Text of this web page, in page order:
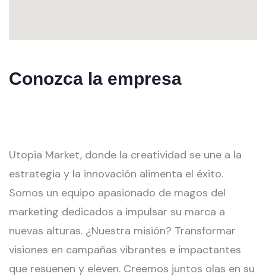
Conozca la empresa
Utopia Market, donde la creatividad se une a la
estrategia y la innovación alimenta el éxito.
Somos un equipo apasionado de magos del
marketing dedicados a impulsar su marca a
nuevas alturas. ¿Nuestra misión? Transformar
visiones en campañas vibrantes e impactantes
que resuenen y eleven. Creemos juntos olas en su